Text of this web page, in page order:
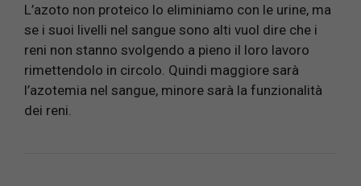
L’azoto non proteico lo eliminiamo con le urine, ma
se i suoi livelli nel sangue sono alti vuol dire che i
reni non stanno svolgendo a pieno il loro lavoro
rimettendolo in circolo. Quindi maggiore sarà
l’azotemia nel sangue, minore sarà la funzionalità
dei reni.